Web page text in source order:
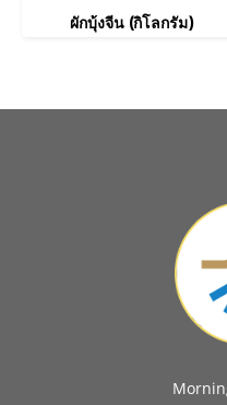
ผักบุ้งจีน (กิโลกรัม)